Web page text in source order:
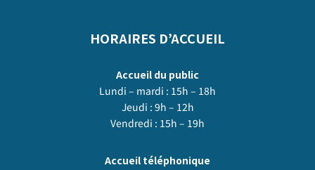
HORAIRES D’ACCUEIL
Accueil du public
Lundi – mardi : 15h – 18h
Jeudi : 9h – 12h
Vendredi : 15h – 19h
Accueil téléphonique